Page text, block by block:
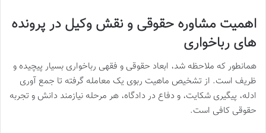
اهمیت مشاوره حقوقی و نقش وکیل در پرونده
های رباخواری
همانطور که ملاحظه شد، ابعاد حقوقی و فقهی رباخواری بسیار پیچیده و
ظریف است. از تشخیص ماهیت ربوی یک معامله گرفته تا جمع آوری
ادله، پیگیری شکایت، و دفاع در دادگاه، هر مرحله نیازمند دانش و تجربه
حقوقی کافی است.